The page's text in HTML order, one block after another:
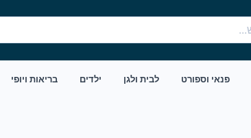
פנאי וספורט לבית ולגן ילדים בריאות ויופי